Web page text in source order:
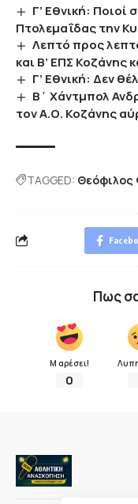
Γ’ Εθνική: Ποιοί
Πτολεμαΐδας την
Λεπτό προς
και Β’ ΕΠΣ Κοζάνης
Γ’ Εθνική: Δεν
Β΄ Χάντμπολ
τον Α.Ο. Κοζάνης
TAGGED:
Πως
Μ αρέσει!
0